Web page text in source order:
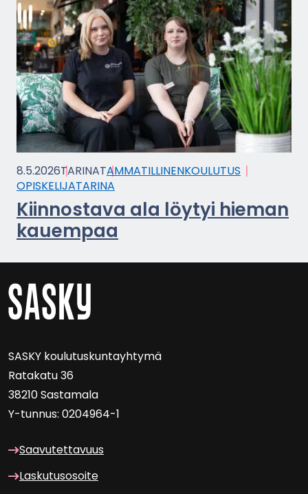
8.5.2026TA­RI­NATAM­MA­TIL­LI­NEN­KOU­LU­TUS
OPIS­KE­LI­JA­TA­RI­NA
Kiin­nos­ta­va ala löy­tyi hie­man
kau­em­paa
SASKY kou­lu­tus­kun­tayh­ty­mä
Ra­ta­ka­tu 36
38210 Sas­ta­ma­la
Y-​tunnus: 0204964-1
Saa­vu­tet­ta­vuus
Las­ku­tuso­soi­te